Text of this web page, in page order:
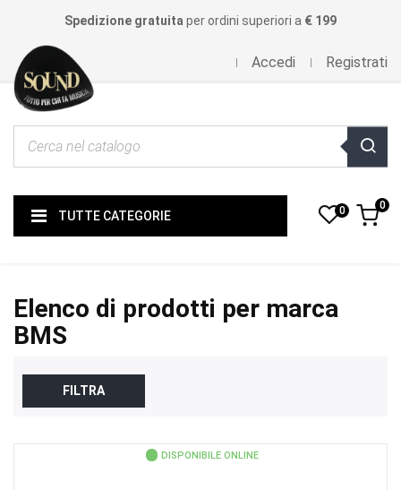
Spedizione gratuita per ordini superiori a € 199
Accedi Registrati
TUTTE CATEGORIE 0 0
Elenco di prodotti per marca
BMS
FILTRA
DISPONIBILE ONLINE